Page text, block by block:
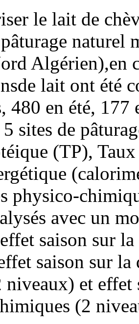
le lait de
Algérien),en
lait ont été
480 en été, 177
sites de
(TP),
physico-
avec un
saison sur
saison sur
et effet
(2